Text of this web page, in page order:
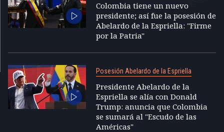
Colombia tiene un nuevo
presidente; así fue la posesión de
Abelardo de la Espriella: "Firme
por la Patria"
Posesión Abelardo de la Espriella
Presidente Abelardo de la
Espriella se alía con Donald
Trump: anuncia que Colombia
se sumará al "Escudo de las
Américas"